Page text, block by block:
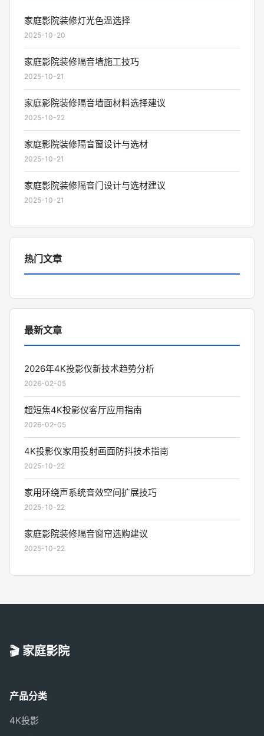
家庭影院装修灯光色温选择
2025-10-20
家庭影院装修隔音墙施工技巧
2025-10-21
家庭影院装修隔音墙面材料选择建议
2025-10-22
家庭影院装修隔音窗设计与选材
2025-10-21
家庭影院装修隔音门设计与选材建议
2025-10-21
热门文章
最新文章
2026年4K投影仪新技术趋势分析
2026-02-05
超短焦4K投影仪客厅应用指南
2026-02-05
4K投影仪家用投射画面防抖技术指南
2025-10-22
家用环绕声系统音效空间扩展技巧
2025-10-22
家庭影院装修隔音窗帘选购建议
2025-10-22
🎬 家庭影院
产品分类
4K投影